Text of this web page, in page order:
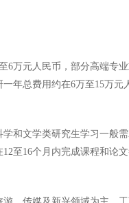
6万元人民币，部分高端专
年总费用约在6万至15万元
和文学类研究生学习一般
至16个月内完成课程和论文